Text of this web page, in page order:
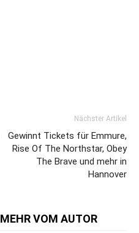
Nächster Artikel
Gewinnt Tickets für Emmure,
Rise Of The Northstar, Obey
The Brave und mehr in
Hannover
MEHR VOM AUTOR